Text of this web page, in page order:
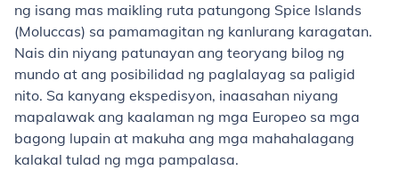
ng isang mas maikling ruta patungong Spice Islands
(Moluccas) sa pamamagitan ng kanlurang karagatan.
Nais din niyang patunayan ang teoryang bilog ng
mundo at ang posibilidad ng paglalayag sa paligid
nito. Sa kanyang ekspedisyon, inaasahan niyang
mapalawak ang kaalaman ng mga Europeo sa mga
bagong lupain at makuha ang mga mahahalagang
kalakal tulad ng mga pampalasa.